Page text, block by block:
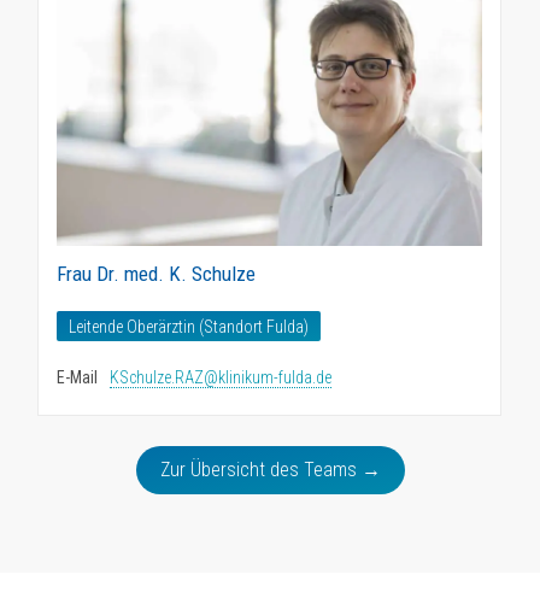
Frau Dr. med. K. Schulze
Leitende Oberärztin (Standort Fulda)
E-Mail KSchulze.RAZ@klinikum-fulda.de
Zur Übersicht des Teams →